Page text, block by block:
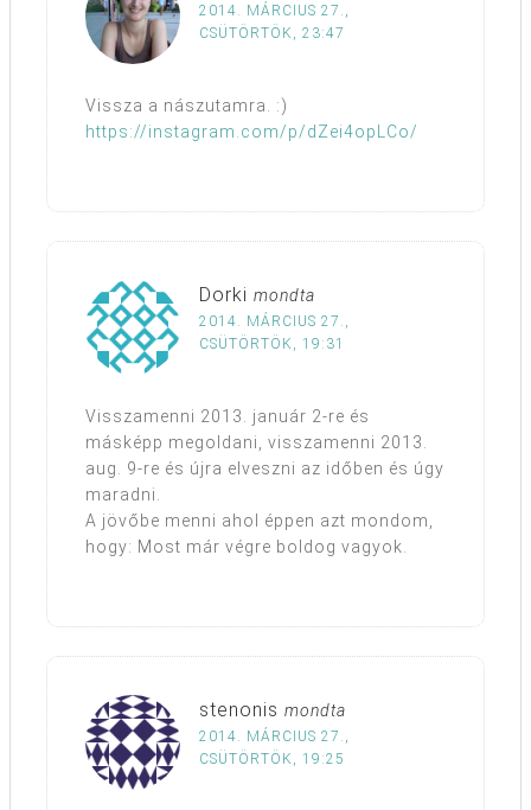
2014. MÁRCIUS 27.,
CSÜTÖRTÖK, 23:47
Vissza a nászutamra. :)
https://instagram.com/p/dZei4opLCo/
Dorki mondta
2014. MÁRCIUS 27.,
CSÜTÖRTÖK, 19:31
Visszamenni 2013. január 2-re és
másképp megoldani, visszamenni 2013.
aug. 9-re és újra elveszni az időben és úgy
maradni.
A jövőbe menni ahol éppen azt mondom,
hogy: Most már végre boldog vagyok.
stenonis mondta
2014. MÁRCIUS 27.,
CSÜTÖRTÖK, 19:25